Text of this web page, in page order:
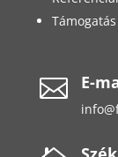
Támogatás
 E-